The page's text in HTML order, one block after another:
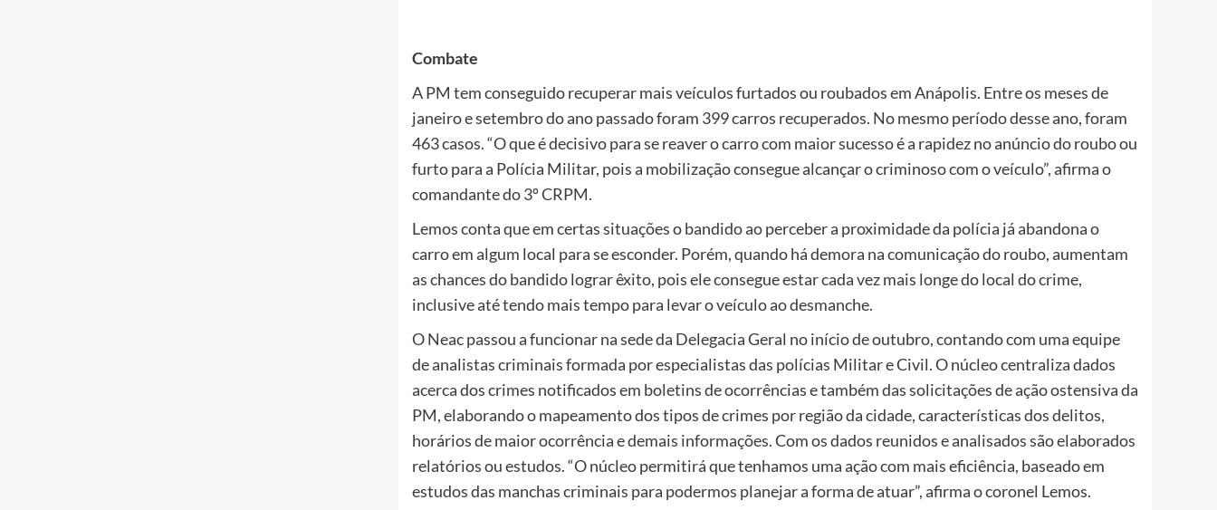
Combate
A PM tem conseguido recuperar mais veículos furtados ou roubados em Anápolis. Entre os meses de
janeiro e setembro do ano passado foram 399 carros recuperados. No mesmo período desse ano, foram
463 casos. “O que é decisivo para se reaver o carro com maior sucesso é a rapidez no anúncio do roubo ou
furto para a Polícia Militar, pois a mobilização consegue alcançar o criminoso com o veículo”, afirma o
comandante do 3º CRPM.
Lemos conta que em certas situações o bandido ao perceber a proximidade da polícia já abandona o
carro em algum local para se esconder. Porém, quando há demora na comunicação do roubo, aumentam
as chances do bandido lograr êxito, pois ele consegue estar cada vez mais longe do local do crime,
inclusive até tendo mais tempo para levar o veículo ao desmanche.
O Neac passou a funcionar na sede da Delegacia Geral no início de outubro, contando com uma equipe
de analistas criminais formada por especialistas das polícias Militar e Civil. O núcleo centraliza dados
acerca dos crimes notificados em boletins de ocorrências e também das solicitações de ação ostensiva da
PM, elaborando o mapeamento dos tipos de crimes por região da cidade, características dos delitos,
horários de maior ocorrência e demais informações. Com os dados reunidos e analisados são elaborados
relatórios ou estudos. “O núcleo permitirá que tenhamos uma ação com mais eficiência, baseado em
estudos das manchas criminais para podermos planejar a forma de atuar”, afirma o coronel Lemos.